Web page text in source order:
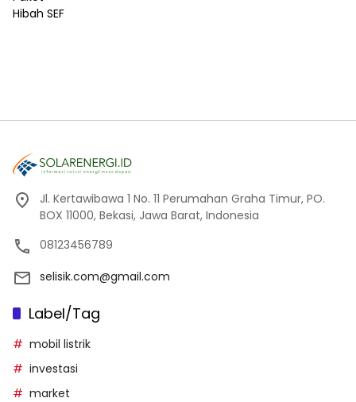
Jl. Kertawibawa 1 No. 11 Perumahan Graha Timur, PO.
BOX 11000, Bekasi, Jawa Barat, Indonesia
08123456789
selisik.com@gmail.com
Label/Tag
mobil listrik
investasi
market